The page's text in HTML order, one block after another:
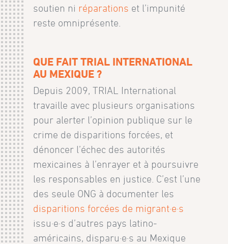
soutien ni réparations et l’impunité
reste omniprésente.
QUE FAIT TRIAL INTERNATIONAL
AU MEXIQUE ?
Depuis 2009, TRIAL International
travaille avec plusieurs organisations
pour alerter l’opinion publique sur le
crime de disparitions forcées, et
dénoncer l’échec des autorités
mexicaines à l’enrayer et à poursuivre
les responsables en justice. C’est l’une
des seule ONG à documenter les
disparitions forcées de migrant·e·s
issu·e·s d’autres pays latino-
américains, disparu·e·s au Mexique